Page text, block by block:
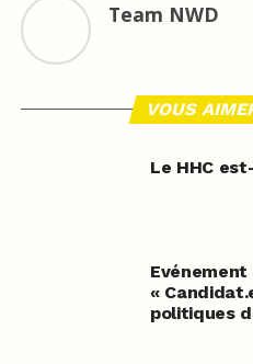
Team NWD
VOUS
Le HHC
Evénement
«
politiques